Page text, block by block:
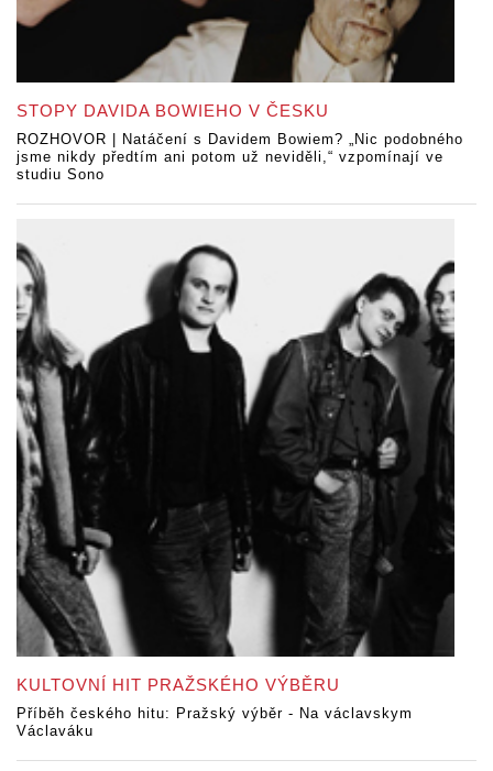
STOPY DAVIDA BOWIEHO V ČESKU
ROZHOVOR | Natáčení s Davidem Bowiem? „Nic podobného
jsme nikdy předtím ani potom už neviděli,“ vzpomínají ve
studiu Sono
KULTOVNÍ HIT PRAŽSKÉHO VÝBĚRU
Příběh českého hitu: Pražský výběr - Na václavskym
Václaváku